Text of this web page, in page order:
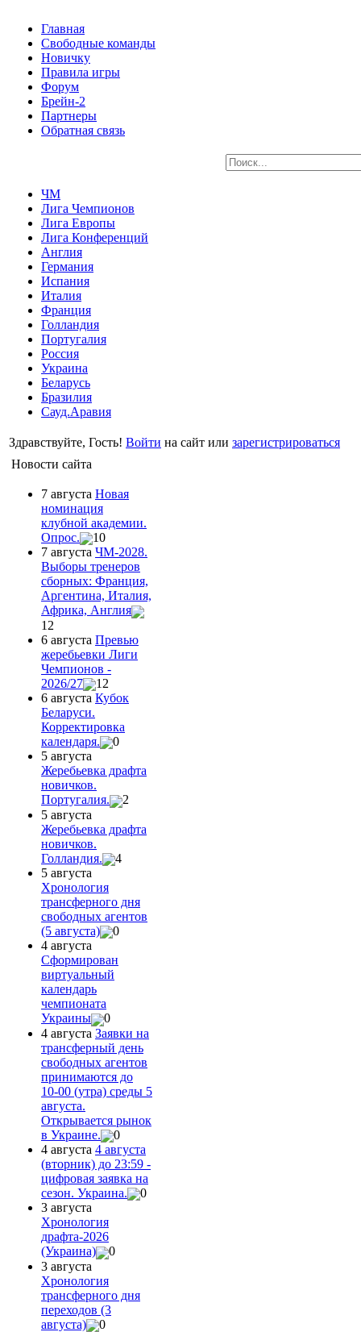
Главная
Свободные команды
Новичку
Правила игры
Форум
Брейн-2
Партнеры
Обратная связь
ЧМ
Лига Чемпионов
Лига Европы
Лига Конференций
Англия
Германия
Испания
Италия
Франция
Голландия
Португалия
Россия
Украина
Беларусь
Бразилия
Сауд.Аравия
Здравствуйте, Гость! Войти на сайт или зарегистрироваться
Новости сайта
7 августа Новая
номинация
клубной академии.
Опрос.
10
7 августа ЧМ-2028.
Выборы тренеров
сборных: Франция,
Аргентина, Италия,
Африка, Англия
12
6 августа Превью
жеребьевки Лиги
Чемпионов -
2026/27
12
6 августа Кубок
Беларуси.
Корректировка
календаря.
0
5 августа
Жеребьевка драфта
новичков.
Португалия.
2
5 августа
Жеребьевка драфта
новичков.
Голландия.
4
5 августа
Хронология
трансферного дня
свободных агентов
(5 августа)
0
4 августа
Сформирован
виртуальный
календарь
чемпионата
Украины
0
4 августа Заявки на
трансферный день
свободных агентов
принимаются до
10-00 (утра) среды 5
августа.
Открывается рынок
в Украине.
0
4 августа 4 августа
(вторник) до 23:59 -
цифровая заявка на
сезон. Украина.
0
3 августа
Хронология
драфта-2026
(Украина)
0
3 августа
Хронология
трансферного дня
переходов (3
августа)
0